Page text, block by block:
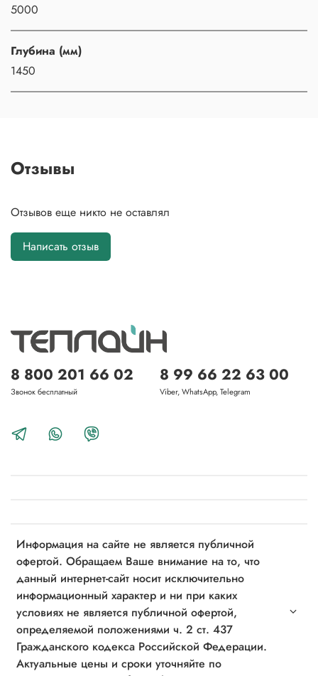
5000
Глубина (мм)
1450
Отзывы
Отзывов еще никто не оставлял
Написать отзыв
Информация на сайте не является публичной
офертой. Обращаем Ваше внимание на то, что
данный интернет-сайт носит исключительно
информационный характер и ни при каких
условиях не является публичной офертой,
определяемой положениями ч. 2 ст. 437
Гражданского кодекса Российской Федерации.
Актуальные цены и сроки уточняйте по
8 800 201 66 02
Звонок бесплатный
8 99 66 22 63 00
Viber, WhatsApp, Telegram